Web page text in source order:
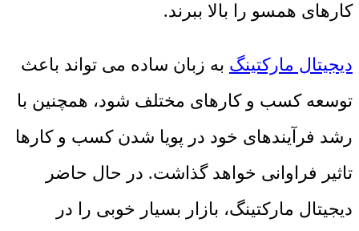
کارهای همسو را بالا ببرند.
دیجیتال مارکتینگ به زبان ساده می تواند باعث
توسعه کسب و کارهای مختلف شود، همچنین با
رشد فرآیندهای خود در پویا شدن کسب و کارها
تاثیر فراوانی خواهد گذاشت. در حال حاضر
دیجیتال مارکتینگ، بازار بسیار خوبی را در